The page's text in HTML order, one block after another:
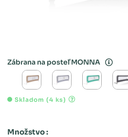
Zábrana na posteľ MONNA
Skladom (4 ks)
Množstvo :